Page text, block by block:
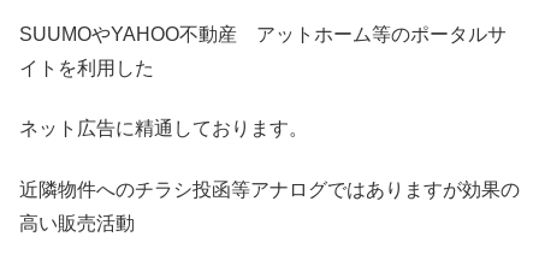
SUUMOやYAHOO不動産 アットホーム等のポータルサ
イトを利用した
ネット広告に精通しております。
近隣物件へのチラシ投函等アナログではありますが効果の
高い販売活動